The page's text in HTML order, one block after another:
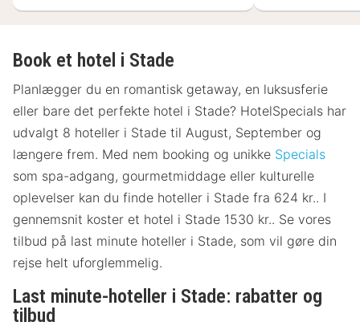
Book et hotel i Stade
Planlægger du en romantisk getaway, en luksusferie
eller bare det perfekte hotel i Stade? HotelSpecials har
udvalgt 8 hoteller i Stade til August, September og
længere frem. Med nem booking og unikke Specials
som spa-adgang, gourmetmiddage eller kulturelle
oplevelser kan du finde hoteller i Stade fra 624 kr.. I
gennemsnit koster et hotel i Stade 1530 kr.. Se vores
tilbud på last minute hoteller i Stade, som vil gøre din
rejse helt uforglemmelig.
Last minute-hoteller i Stade: rabatter og
tilbud